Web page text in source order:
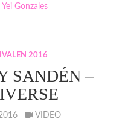
Yei Gonzales
2016
SANDÉN –
VIDEO